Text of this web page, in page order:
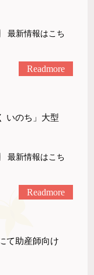
最新情報はこち
Readmore
いのち」大型
最新情報はこち
Readmore
て助産師向け